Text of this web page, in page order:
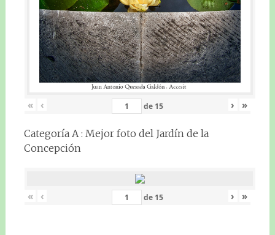
« ‹ de 15 › »
Categoría A : Mejor foto del Jardín de la
Concepción
« ‹ de 15 › »